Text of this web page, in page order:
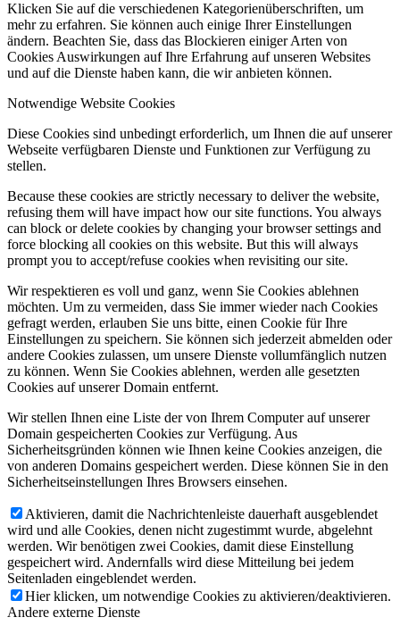
Klicken Sie auf die verschiedenen Kategorienüberschriften, um
mehr zu erfahren. Sie können auch einige Ihrer Einstellungen
ändern. Beachten Sie, dass das Blockieren einiger Arten von
Cookies Auswirkungen auf Ihre Erfahrung auf unseren Websites
und auf die Dienste haben kann, die wir anbieten können.
Notwendige Website Cookies
Diese Cookies sind unbedingt erforderlich, um Ihnen die auf unserer
Webseite verfügbaren Dienste und Funktionen zur Verfügung zu
stellen.
Because these cookies are strictly necessary to deliver the website,
refusing them will have impact how our site functions. You always
can block or delete cookies by changing your browser settings and
force blocking all cookies on this website. But this will always
prompt you to accept/refuse cookies when revisiting our site.
Wir respektieren es voll und ganz, wenn Sie Cookies ablehnen
möchten. Um zu vermeiden, dass Sie immer wieder nach Cookies
gefragt werden, erlauben Sie uns bitte, einen Cookie für Ihre
Einstellungen zu speichern. Sie können sich jederzeit abmelden oder
andere Cookies zulassen, um unsere Dienste vollumfänglich nutzen
zu können. Wenn Sie Cookies ablehnen, werden alle gesetzten
Cookies auf unserer Domain entfernt.
Wir stellen Ihnen eine Liste der von Ihrem Computer auf unserer
Domain gespeicherten Cookies zur Verfügung. Aus
Sicherheitsgründen können wie Ihnen keine Cookies anzeigen, die
von anderen Domains gespeichert werden. Diese können Sie in den
Sicherheitseinstellungen Ihres Browsers einsehen.
Aktivieren, damit die Nachrichtenleiste dauerhaft ausgeblendet
wird und alle Cookies, denen nicht zugestimmt wurde, abgelehnt
werden. Wir benötigen zwei Cookies, damit diese Einstellung
gespeichert wird. Andernfalls wird diese Mitteilung bei jedem
Seitenladen eingeblendet werden.
Hier klicken, um notwendige Cookies zu aktivieren/deaktivieren.
Andere externe Dienste